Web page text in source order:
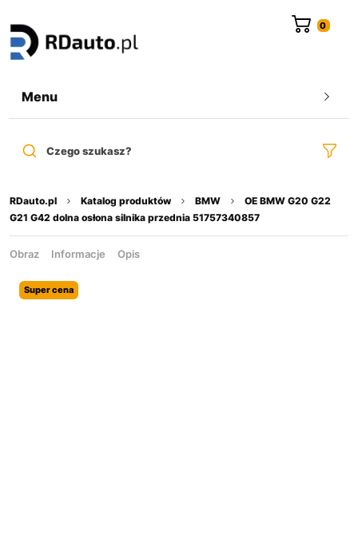
Menu
Czego szukasz?
RDauto.pl Katalog produktów BMW
OE BMW G20 G22
G21 G42 dolna osłona silnika przednia 51757340857
Obraz Informacje Opis
Super cena